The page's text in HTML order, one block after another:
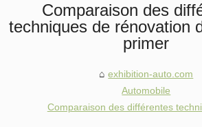
Comparaison des
techniques de rénovation
primer
exhibition-auto.com
Automobile
Comparaison des différentes